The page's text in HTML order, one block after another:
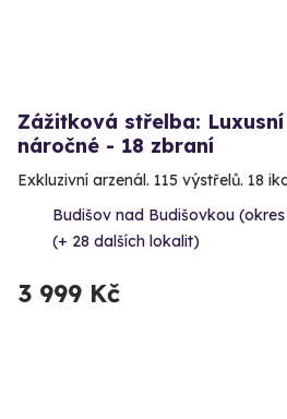
Zážitková střelba:
náročné - 18 zbraní
Exkluzivní arzenál. 115 výstřelů. 18
Budišov nad Budišovkou
(+ 28 dalších lokalit)
3 999 Kč